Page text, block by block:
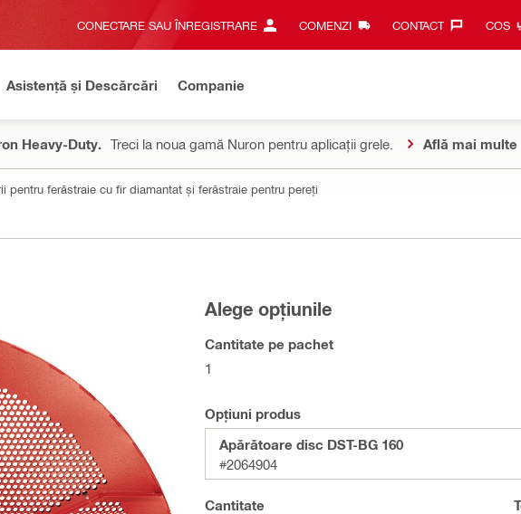
CONECTARE SAU ÎNREGISTRARE COMENZI CONTACT‎ COȘ
Asistență și Descărcări Companie
Heavy-Duty. Treci la noua gamă Nuron pentru aplicații grele. Află mai multe
pentru ferăstraie cu fir diamantat și ferăstraie pentru pereți
Alege opțiunile
Cantitate pe pachet
1
Opțiuni produs
Apărătoare disc DST-BG 160
#2064904
Cantitate